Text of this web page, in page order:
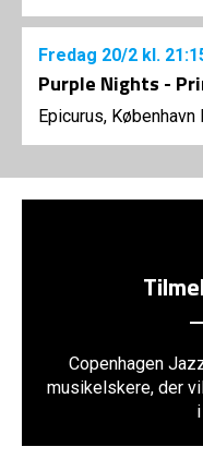
Fredag 20/2 kl.
Purple Nights -
Epicurus, København
Copenhagen
musikelskere, der